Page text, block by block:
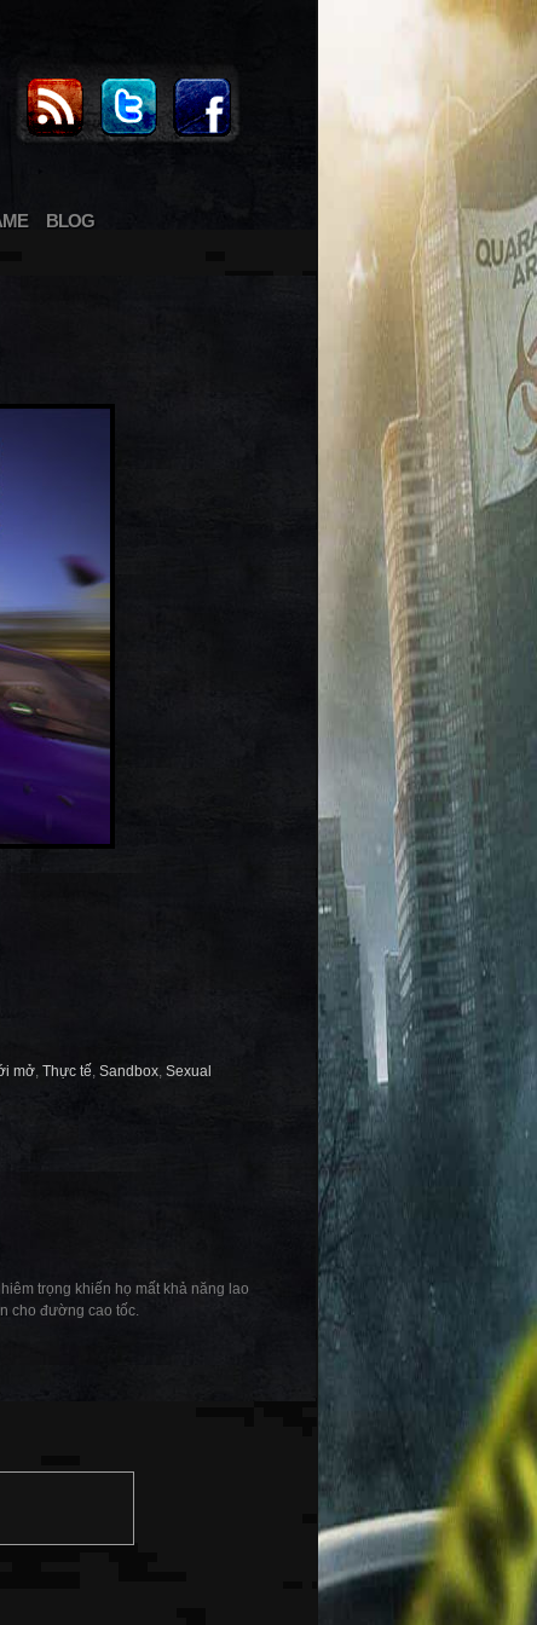
BLOG
mở, Thực tế, Sandbox, Sexual
trọng khiến họ mất khả năng lao
cho đường cao tốc.